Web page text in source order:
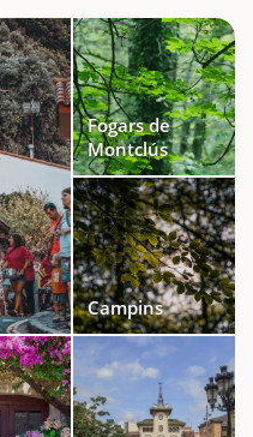
Fogars de
Montclús
Campins